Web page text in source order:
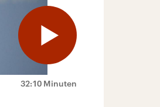
32:10 Minuten